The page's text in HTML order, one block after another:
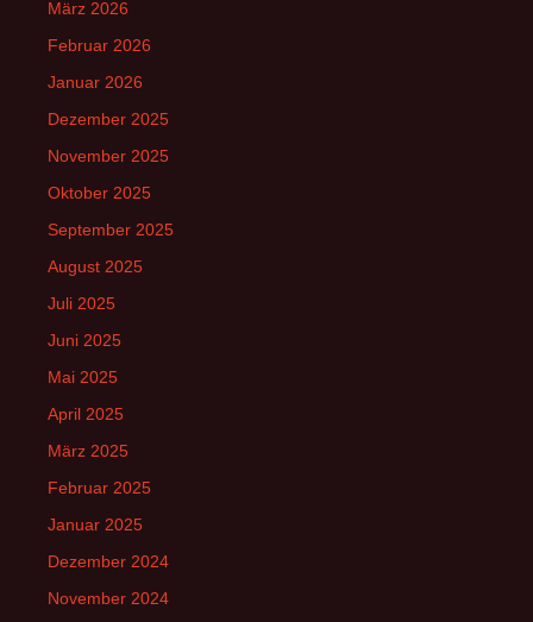
März 2026
Februar 2026
Januar 2026
Dezember 2025
November 2025
Oktober 2025
September 2025
August 2025
Juli 2025
Juni 2025
Mai 2025
April 2025
März 2025
Februar 2025
Januar 2025
Dezember 2024
November 2024